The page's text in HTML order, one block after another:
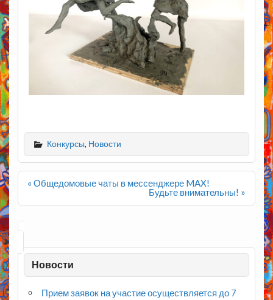
Конкурсы, Новости
Навигация
« Общедомовые чаты в мессенджере MAX!
Будьте внимательны! »
Новости
Прием заявок на участие осуществляется до 7